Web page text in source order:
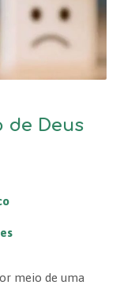
de Deus
meio de uma